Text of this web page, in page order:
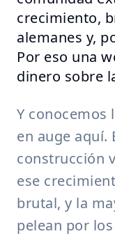
crecimiento,
alemanes y,
Por eso una
dinero sobre
Y conocemos
en auge aquí.
construcción
ese
brutal, y la
pelean por